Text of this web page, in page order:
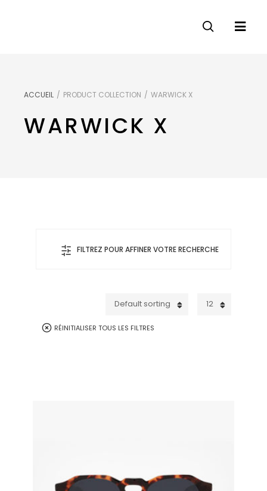
ACCUEIL / PRODUCT COLLECTION / WARWICK X
WARWICK X
FILTREZ POUR AFFINER VOTRE RECHERCHE
12
Default sorting
RÉINITIALISER TOUS LES FILTRES